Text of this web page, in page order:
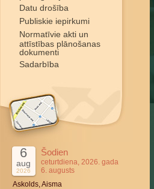
Datu drošība
Publiskie iepirkumi
Normatīvie akti un
attīstības plānošanas
dokumenti
Sadarbība
6
aug
2026
Šodien
ceturtdiena, 2026. gada
6. augusts
Askolds, Aisma